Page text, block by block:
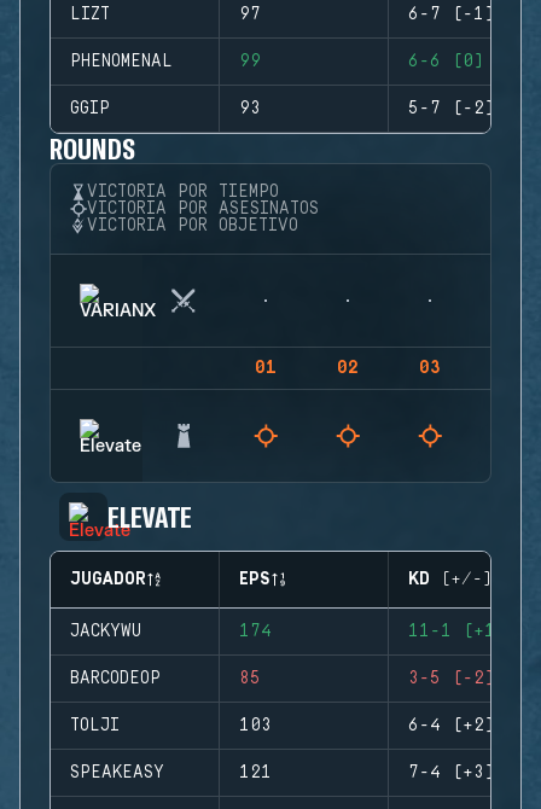
LIZT 97 6-7 (-1)
PHENOMENAL 99 6-6 (0)
GGIP 93 5-7 (-2)
ROUNDS
VICTORIA POR TIEMPO
VICTORIA POR ASESINATOS
VICTORIA POR OBJETIVO
01 02 03
ELEVATE
JUGADOR EPS KD (+/-)
JACKYWU 174 11-1 (+10)
BARCODEOP 85 3-5 (-2)
TOLJI 103 6-4 (+2)
SPEAKEASY 121 7-4 (+3)